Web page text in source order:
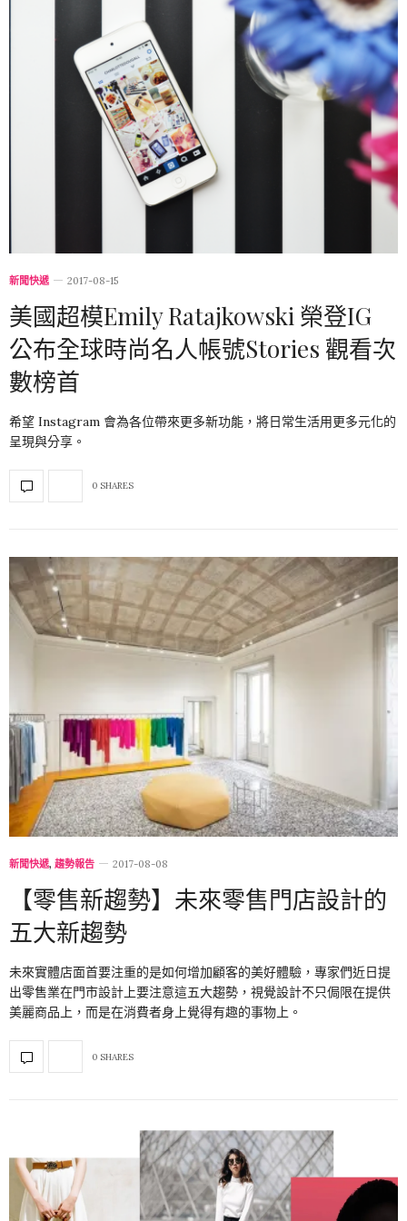
新聞快遞 2017-08-15
美國超模Emily Ratajkowski 榮登IG
公布全球時尚名人帳號Stories 觀看次
數榜首
希望 Instagram 會為各位帶來更多新功能，將日常生活用更多元化的
呈現與分享。
0 SHARES
新聞快遞, 趨勢報告 2017-08-08
【零售新趨勢】未來零售門店設計的
五大新趨勢
未來實體店面首要注重的是如何增加顧客的美好體驗，專家們近日提
出零售業在門市設計上要注意這五大趨勢，視覺設計不只侷限在提供
美麗商品上，而是在消費者身上覺得有趣的事物上。
0 SHARES